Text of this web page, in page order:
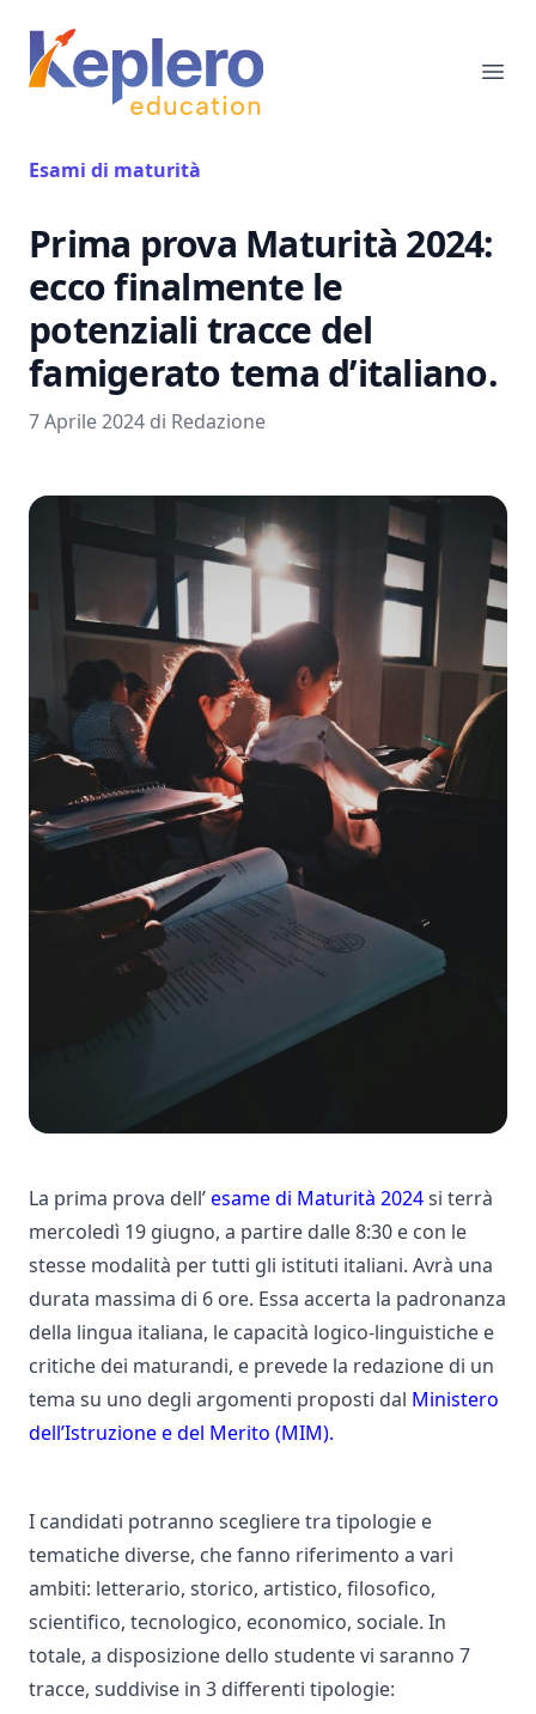
Keplero Education
Esami di maturità
Prima prova Maturità 2024:
ecco finalmente le
potenziali tracce del
famigerato tema d’italiano.
7 Aprile 2024 di Redazione
La prima prova dell’esame di Maturità 2024si terrà
mercoledì 19 giugno, a partire dalle 8:30 e con le
stesse modalità per tutti gli istituti italiani. Avrà una
durata massima di 6 ore. Essa accerta la padronanza
della lingua italiana, le capacità logico-linguistiche e
critiche dei maturandi, e prevede la redazione di un
tema su uno degli argomenti proposti dal Ministero
dell’Istruzione e del Merito (MIM).
I candidati potranno scegliere tra tipologie e
tematiche diverse, che fanno riferimento a vari
ambiti: letterario, storico, artistico, filosofico,
scientifico, tecnologico, economico, sociale. In
totale, a disposizione dello studente vi saranno 7
tracce, suddivise in 3 differenti tipologie: